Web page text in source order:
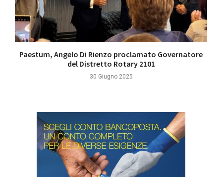
Paestum, Angelo Di Rienzo proclamato Governatore
del Distretto Rotary 2101
30 Giugno 2025